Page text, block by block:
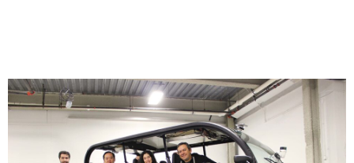
Share